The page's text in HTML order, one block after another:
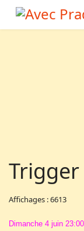
Trigger
Affichages : 6613
Dimanche 4 juin